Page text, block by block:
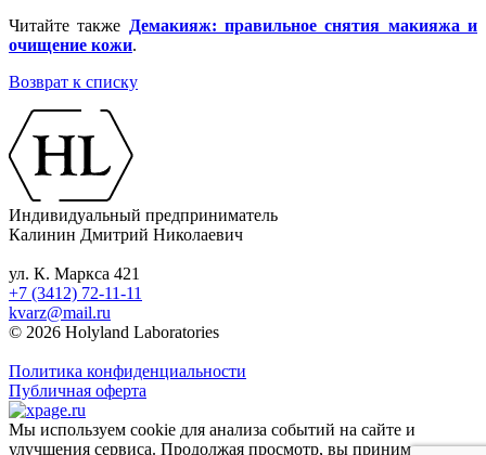
Читайте также Демакияж: правильное снятия макияжа и
очищение кожи.
Возврат к списку
Индивидуальный предприниматель
Калинин Дмитрий Николаевич
ул. К. Маркса 421
+7 (3412) 72-11-11
kvarz@mail.ru
© 2026 Holyland Laboratories
Политика конфиденциальности
Публичная оферта
Мы используем cookie для анализа событий на сайте и
улучшения сервиса. Продолжая просмотр, вы принимаете